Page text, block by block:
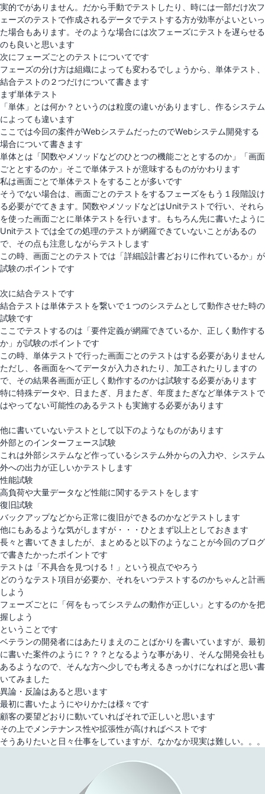
実的でがありません。だから手動でテストしたり、時には一部だけ次フ
ェーズのテストで作成されるデータでテストする方が効率がよいといっ
た場合もあります。そのような場合には次フェーズにテストを遅らせる
のも良いと思います
次にフェーズごとのテストについてです
フェーズの分け方は組織によっても変わるでしょうから、単体テスト、
結合テストの２つだけについて書きます
まず単体テスト
「単体」とは何か？というのは粒度の違いがありますし、作るシステム
によっても違います
ここでは今回の案件がWebシステムだったのでWebシステム開発する
場合について書きます
単体とは「関数やメソッドなどのひとつの機能ごととするのか」「画面
ごととするのか」そこで単体テストが意味するものがかわります
私は画面ごとで単体テストをすることが多いです
そうでない場合は、画面ごとのテストをするフェーズをもう１段階設け
る必要がでてきます。関数やメソッドなどはUnitテストで行い、それら
を使った画面ごとに単体テストを行います。もちろん先に書いたように
Unitテストでは全ての処理のテストが網羅できていないことがあるの
で、その点も注意しながらテストします
この時、画面ごとのテストでは「詳細設計書どおりに作れているか」が
試験のポイントです
次に結合テストです
結合テストは単体テストを繋いで１つのシステムとして動作させた時の
試験です
ここでテストするのは「要件定義が網羅できているか、正しく動作する
か」が試験のポイントです
この時、単体テストで行った画面ごとのテストはする必要がありません
ただし、各画面をへてデータが入力されたり、加工されたりしますの
で、その結果各画面が正しく動作するのかは試験する必要があります
特に特殊データや、日またぎ、月またぎ、年度またぎなど単体テストで
はやってない可能性のあるテストも実施する必要があります
他に書いていないテストとして以下のようなものがあります
外部とのインターフェース試験
これは外部システムなど作っているシステム外からの入力や、システム
外への出力が正しいかテストします
性能試験
高負荷や大量データなど性能に関するテストをします
復旧試験
バックアップなどから正常に復旧ができるのかなどテストします
他にもあるような気がしますが・・・ひとまず以上としておきます
長々と書いてきましたが、まとめると以下のようなことが今回のブログ
で書きたかったポイントです
テストは「不具合を見つける！」という視点でやろう
どのうなテスト項目が必要か、それをいつテストするのかちゃんと計画
しよう
フェーズごとに「何をもってシステムの動作が正しい」とするのかを把
握しよう
ということです
ベテランの開発者にはあたりまえのことばかりを書いていますが、最初
に書いた案件のように？？？となるような事があり、そんな開発会社も
あるようなので、そんな方へ少しでも考えるきっかけになればと思い書
いてみました
異論・反論はあると思います
最初に書いたようにやりかたは様々です
顧客の要望どおりに動いていればそれで正しいと思います
その上でメンテナンス性や拡張性が高ければベストです
そうありたいと日々仕事をしていますが、なかなか現実は難しい。。。